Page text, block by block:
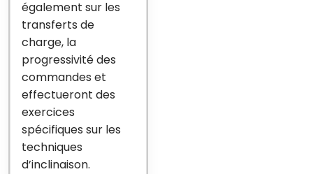
également sur les
transferts de
charge, la
progressivité des
commandes et
effectueront des
exercices
spécifiques sur les
techniques
d’inclinaison.